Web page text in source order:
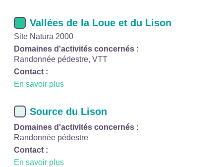
Vallées de la Loue et du Lison
Site Natura 2000
Domaines d'activités concernés :
Randonnée pédestre, VTT
Contact :
En savoir plus
Source du Lison
Domaines d'activités concernés :
Randonnée pédestre
Contact :
En savoir plus